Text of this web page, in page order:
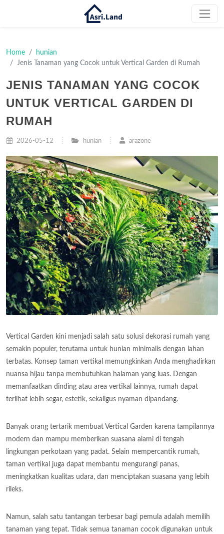
Home
hunian
Jenis Tanaman yang Cocok untuk Vertical Garden di Rumah
JENIS TANAMAN YANG COCOK
UNTUK VERTICAL GARDEN DI
RUMAH
2026-05-12 hunian arazone
Vertical Garden kini menjadi salah satu solusi dekorasi rumah yang
semakin populer, terutama untuk hunian minimalis dengan lahan
terbatas. Konsep taman vertikal memungkinkan Anda menghadirkan
nuansa hijau tanpa membutuhkan halaman yang luas. Dengan
memanfaatkan dinding atau area vertikal lainnya, rumah dapat
terlihat lebih segar, estetik, sekaligus nyaman dipandang.
Banyak orang tertarik membuat Vertical Garden karena tampilannya
modern dan mampu memberikan suasana alami di tengah
lingkungan perkotaan yang padat. Selain mempercantik rumah,
taman vertikal juga dapat membantu mengurangi panas,
meningkatkan kualitas udara, dan menciptakan suasana yang lebih
rileks.
Namun, salah satu tantangan terbesar bagi pemula adalah memilih
tanaman yang tepat. Tidak semua tanaman cocok digunakan untuk